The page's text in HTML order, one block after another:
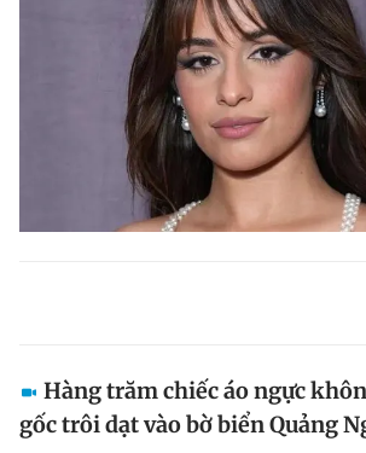
Hàng trăm chiếc áo ngực
gốc trôi dạt vào bờ biển Quảng